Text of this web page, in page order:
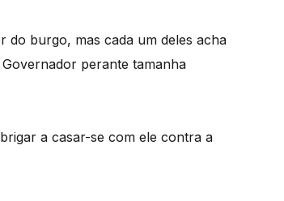
do burgo, mas cada um deles acha
perante tamanha
a casar-se com ele contra a